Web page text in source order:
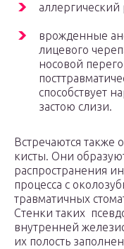
врожденные
лицевого
носовой
способствует
застою слизи.
Встречаются также
кисты. Они
распространения
процесса с
травматичных
Стенки таких
внутренней
их полость